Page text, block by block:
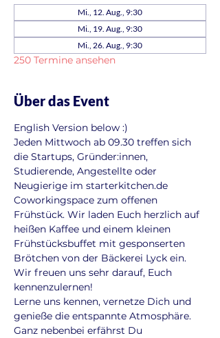
Mi., 12. Aug., 9:30
Mi., 19. Aug., 9:30
Mi., 26. Aug., 9:30
250 Termine ansehen
Über das Event
English Version below :)
Jeden Mittwoch ab 09.30 treffen sich
die Startups, Gründer:innen,
Studierende, Angestellte oder
Neugierige im starterkitchen.de
Coworkingspace zum offenen
Frühstück. Wir laden Euch herzlich auf
heißen Kaffee und einem kleinen
Frühstücksbuffet mit gesponserten
Brötchen von der Bäckerei Lyck ein.
Wir freuen uns sehr darauf, Euch
kennenzulernen!
Lerne uns kennen, vernetze Dich und
genieße die entspannte Atmosphäre.
Ganz nebenbei erfährst Du